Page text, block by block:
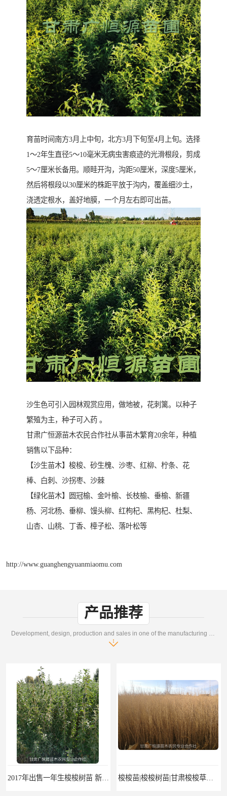
育苗时间南方3月上中旬，北方3月下旬至4月上旬。选择
1～2年生直径5～10毫米无病虫害痕迹的光滑根段，剪成
5～7厘米长备用。顺畦开沟，沟距50厘米，深度5厘米，
然后将根段以30厘米的株距平放于沟内，覆盖细沙土，
浇透定根水，盖好地膜，一个月左右即可出苗。
沙生色可引入园林观赏应用，做地被，花刺篱。以种子
繁殖为主，种子可入药 。
甘肃广恒源苗木农民合作社从事苗木繁育20余年，种植
销售以下品种：
【沙生苗木】梭梭、砂生槐、沙枣、红柳、柠条、花
棒、白刺、沙拐枣、沙棘
【绿化苗木】圆冠榆、金叶榆、长枝榆、垂榆、新疆
杨、河北杨、垂柳、馒头柳、红枸杞、黑枸杞、杜梨、
山杏、山桃、丁香、樟子松、落叶松等
http://www.guanghengyuanmiaomu.com
产品推荐